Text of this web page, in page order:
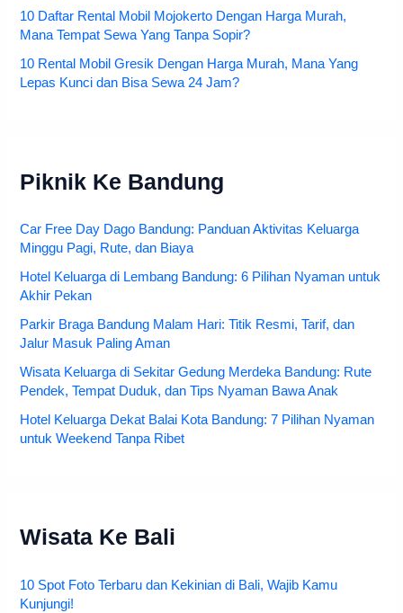
10 Daftar Rental Mobil Mojokerto Dengan Harga Murah,
Mana Tempat Sewa Yang Tanpa Sopir?
10 Rental Mobil Gresik Dengan Harga Murah, Mana Yang
Lepas Kunci dan Bisa Sewa 24 Jam?
Piknik Ke Bandung
Car Free Day Dago Bandung: Panduan Aktivitas Keluarga
Minggu Pagi, Rute, dan Biaya
Hotel Keluarga di Lembang Bandung: 6 Pilihan Nyaman untuk
Akhir Pekan
Parkir Braga Bandung Malam Hari: Titik Resmi, Tarif, dan
Jalur Masuk Paling Aman
Wisata Keluarga di Sekitar Gedung Merdeka Bandung: Rute
Pendek, Tempat Duduk, dan Tips Nyaman Bawa Anak
Hotel Keluarga Dekat Balai Kota Bandung: 7 Pilihan Nyaman
untuk Weekend Tanpa Ribet
Wisata Ke Bali
10 Spot Foto Terbaru dan Kekinian di Bali, Wajib Kamu
Kunjungi!